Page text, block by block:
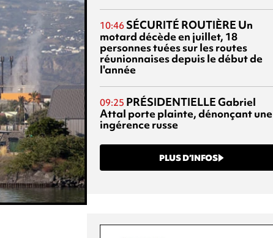
10:46 SÉCURITÉ ROUTIÈRE Un
motard décède en juillet, 18
personnes tuées sur les routes
réunionnaises depuis le début de
l'année
09:25 PRÉSIDENTIELLEGabriel
Attal porte plainte, dénonçant une
ingérence russe
PLUS D’INFOS